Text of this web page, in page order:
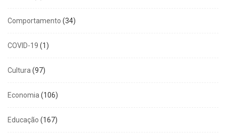
Comportamento (34)
COVID-19 (1)
Cultura(97)
Economia(106)
Educação (167)